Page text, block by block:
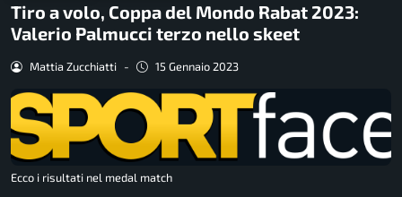
Tiro a volo, Coppa del Mondo Rabat 2023:
Valerio Palmucci terzo nello skeet
Mattia Zucchiatti - 15 Gennaio 2023
Ecco i risultati nel medal match